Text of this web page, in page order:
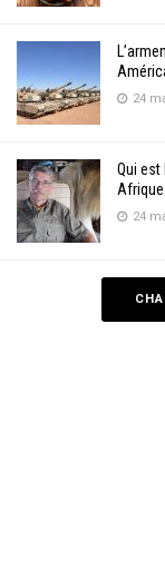
24
Qui est
Afrique
24